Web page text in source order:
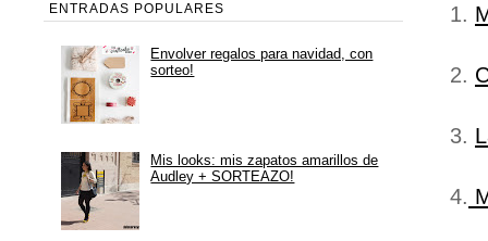
1.
2.
3.
4.
ENTRADAS POPULARES
Envolver regalos para navidad, con
sorteo!
Mis looks: mis zapatos amarillos de
Audley + SORTEAZO!